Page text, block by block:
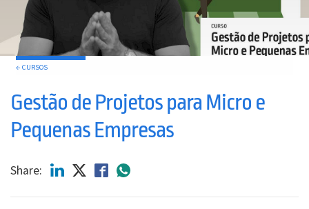
← CURSOS
Gestão de Projetos para Micro e
Pequenas Empresas
Share: